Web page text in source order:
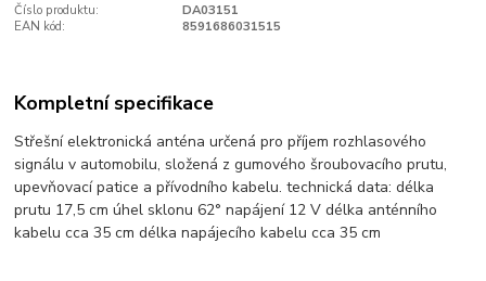
Číslo produktu:
DA03151
EAN kód:
8591686031515
Kompletní specifikace
Střešní elektronická anténa určená pro příjem rozhlasového
signálu v automobilu, složená z gumového šroubovacího prutu,
upevňovací patice a přívodního kabelu. technická data: délka
prutu 17,5 cm úhel sklonu 62° napájení 12 V délka anténního
kabelu cca 35 cm délka napájecího kabelu cca 35 cm